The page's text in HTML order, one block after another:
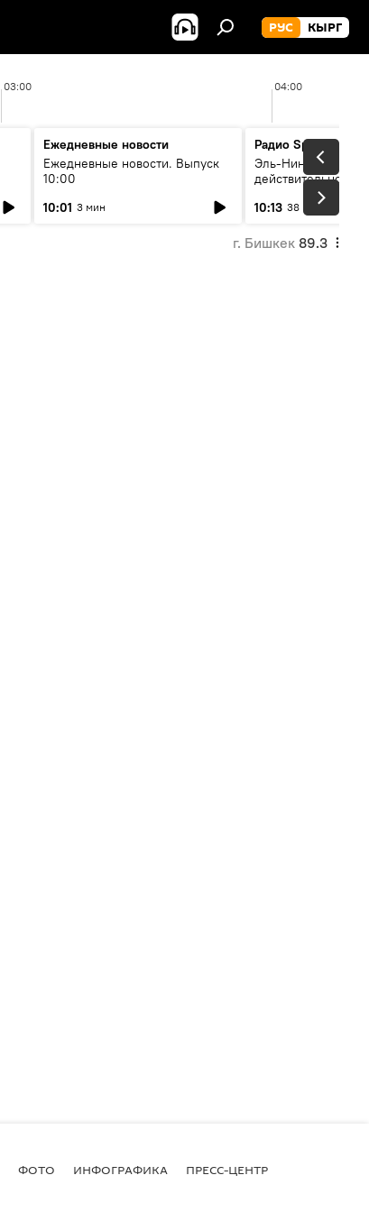
РУС КЫРГ
03:00 04:00
Ежедневные новости
Ежедневные новости. Выпуск
10:00
10:01 3 мин
Радио Sputnik
Эль-Ниньо, жара и
действительно
погоду в
10:13 38 мин
г. Бишкек 89.3
ФОТО ИНФОГРАФИКА ПРЕСС-ЦЕНТР